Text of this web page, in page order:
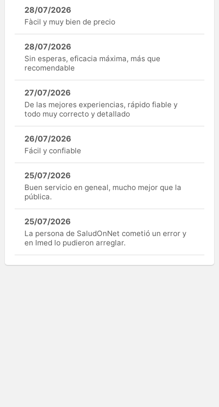
28/07/2026
Fàcil y muy bien de precio
28/07/2026
Sin esperas, eficacia máxima, más que
recomendable
27/07/2026
De las mejores experiencias, rápido fiable y
todo muy correcto y detallado
26/07/2026
Fácil y confiable
25/07/2026
Buen servicio en geneal, mucho mejor que la
pública.
25/07/2026
La persona de SaludOnNet cometió un error y
en Imed lo pudieron arreglar.